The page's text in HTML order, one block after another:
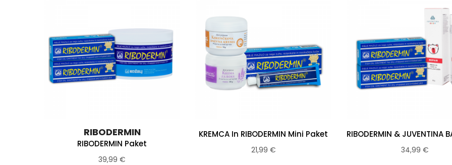
RIBODERMIN
RIBODERMIN Paket
39,99 €
KREMCA In RIBODERMIN Mini Paket
21,99 € 34,99 €